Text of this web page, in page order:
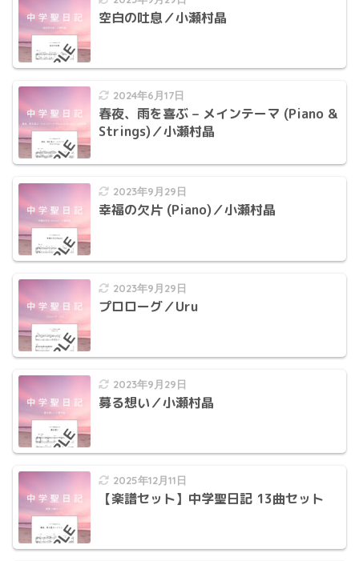
空白の吐息／小瀬村晶
2024年6月17日
春夜、雨を喜ぶ – メインテーマ (Piano &
Strings)／小瀬村晶
2023年9月29日
幸福の欠片 (Piano)／小瀬村晶
2023年9月29日
プロローグ／Uru
2023年9月29日
募る想い／小瀬村晶
2025年12月11日
【楽譜セット】中学聖日記 13曲セット